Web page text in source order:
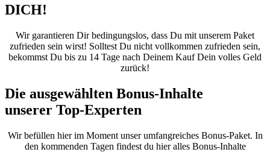
DICH!
Wir garantieren Dir bedingungslos, dass Du mit unserem Paket
zufrieden sein wirst! Solltest Du nicht vollkommen zufrieden sein,
bekommst Du bis zu 14 Tage nach Deinem Kauf Dein volles Geld
zurück!
Die ausgewählten Bonus-Inhalte
unserer Top-Experten
Wir befüllen hier im Moment unser umfangreiches Bonus-Paket. In
den kommenden Tagen findest du hier alles Bonus-Inhalte